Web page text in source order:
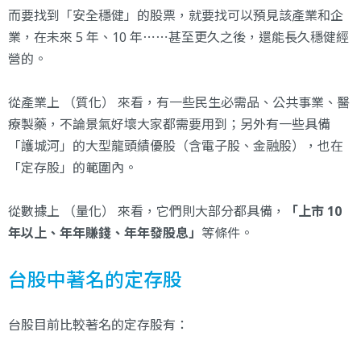
而要找到「安全穩健」的股票，就要找可以預見該產業和企
業，在未來 5 年、10 年⋯⋯甚至更久之後，還能長久穩健經
營的。
從產業上 （質化） 來看，有一些民生必需品、公共事業、醫
療製藥，不論景氣好壞大家都需要用到；另外有一些具備
「護城河」的大型龍頭績優股（含電子股、金融股），也在
「定存股」的範圍內。
從數據上 （量化） 來看，它們則大部分都具備，
「上市 10
年以上、年年賺錢、年年發股息」 等條件。
台股中著名的定存股
台股目前比較著名的定存股有：